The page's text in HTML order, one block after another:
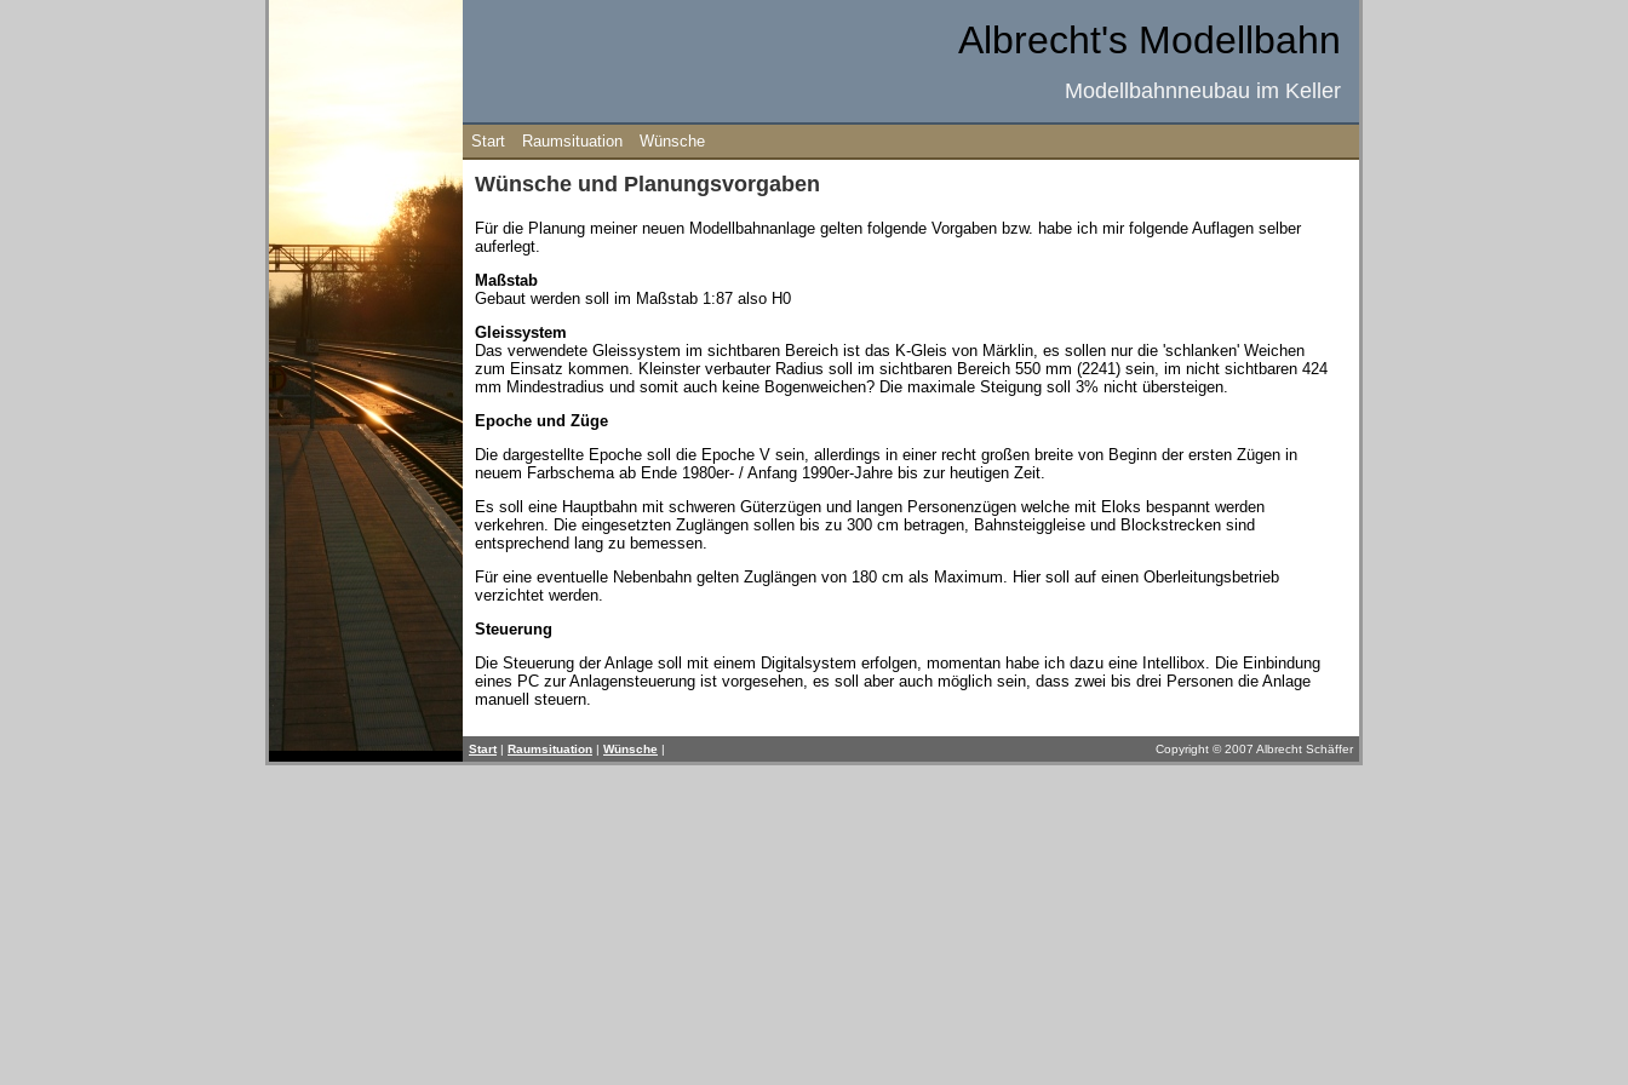
Albrecht's Modellbahn
Modellbahnneubau im Keller
Start Raumsituation Wünsche
Wünsche und Planungsvorgaben
Für die Planung meiner neuen Modellbahnanlage gelten folgende Vorgaben bzw. habe ich mir folgende Auflagen selber
auferlegt.
Maßstab
Gebaut werden soll im Maßstab 1:87 also H0
Gleissystem
Das verwendete Gleissystem im sichtbaren Bereich ist das K-Gleis von Märklin, es sollen nur die 'schlanken' Weichen
zum Einsatz kommen. Kleinster verbauter Radius soll im sichtbaren Bereich 550 mm (2241) sein, im nicht sichtbaren 424
mm Mindestradius und somit auch keine Bogenweichen? Die maximale Steigung soll 3% nicht übersteigen.
Epoche und Züge
Die dargestellte Epoche soll die Epoche V sein, allerdings in einer recht großen breite von Beginn der ersten Zügen in
neuem Farbschema ab Ende 1980er- / Anfang 1990er-Jahre bis zur heutigen Zeit.
Es soll eine Hauptbahn mit schweren Güterzügen und langen Personenzügen welche mit Eloks bespannt werden
verkehren. Die eingesetzten Zuglängen sollen bis zu 300 cm betragen, Bahnsteiggleise und Blockstrecken sind
entsprechend lang zu bemessen.
Für eine eventuelle Nebenbahn gelten Zuglängen von 180 cm als Maximum. Hier soll auf einen Oberleitungsbetrieb
verzichtet werden.
Steuerung
Die Steuerung der Anlage soll mit einem Digitalsystem erfolgen, momentan habe ich dazu eine Intellibox. Die Einbindung
eines PC zur Anlagensteuerung ist vorgesehen, es soll aber auch möglich sein, dass zwei bis drei Personen die Anlage
manuell steuern.
Copyright © 2007 Albrecht Schäffer
Start | Raumsituation | Wünsche |